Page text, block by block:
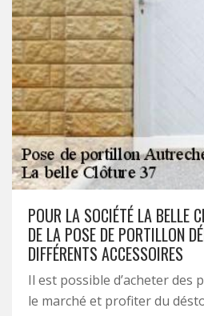
POUR LA SOCIÉTÉ LA BELLE
DE LA POSE DE PORTILLON
DIFFÉRENTS ACCESSOIRES
Il est possible d’acheter
le marché et profiter du